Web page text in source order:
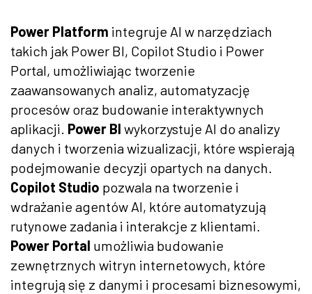
Power Platform integruje AI w narzędziach
takich jak Power BI, Copilot Studio i Power
Portal, umożliwiając tworzenie
zaawansowanych analiz, automatyzację
procesów oraz budowanie interaktywnych
aplikacji. Power BI wykorzystuje AI do analizy
danych i tworzenia wizualizacji, które wspierają
podejmowanie decyzji opartych na danych.
Copilot Studio pozwala na tworzenie i
wdrażanie agentów AI, które automatyzują
rutynowe zadania i interakcje z klientami.
Power Portal umożliwia budowanie
zewnętrznych witryn internetowych, które
integrują się z danymi i procesami biznesowymi,